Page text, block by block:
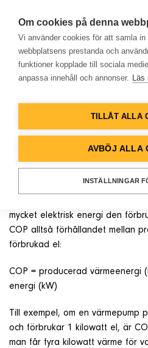
Hem
Lösningar
Databank
Om företaget
Kontakt & Support
NYHETER
Hur beräknas
COP och vilka
påverkar den?
För att mäta värmepumpens
COP-värdet (Coefficient of
mycket elektrisk energi den
COP alltså förhållandet mellan
förbrukad el:
COP = producerad värmeenergi
energi (kW)
Till exempel, om en värmepump
och förbrukar 1 kilowatt el, är
man får fyra kilowatt värme för
Om cookies på denna
Vi använder cookies för att samla
webbplatsens prestanda och
funktioner kopplade till sociala
anpassa innehåll och annonser. Läs
TILLÅT ALLA
AVBÖJ ALLA
INSTÄLLNINGAR